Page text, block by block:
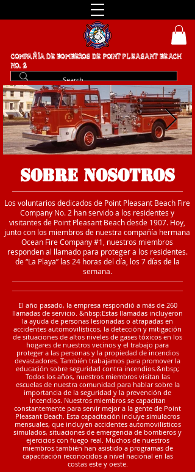
COMPAÑÍA DE BOMBEROS DE POINT PLEASANT BEACH
NO. 2
SOBRE NOSOTROS
Los voluntarios dedicados de Point Pleasant Beach Fire
Company No. 2 han servido a los residentes y
visitantes de Point Pleasant Beach desde 1907. Hoy,
junto con los miembros de nuestra compañía hermana
Ocean Fire Company #1, nuestros miembros
responden al llamado para proteger a los residentes.
de “La Playa” las 24 horas del día, los 7 días de la
semana.
El año pasado, la empresa respondió a más de 260
llamadas de servicio. &nbsp;Estas llamadas incluyeron
la ayuda de personas lesionadas o atrapadas en
accidentes automovilísticos, la detección y mitigación
de situaciones de altos niveles de gases tóxicos en los
hogares de nuestros vecinos y el trabajo para
proteger a las personas y la propiedad de incendios
devastadores. También trabajamos para promover la
educación sobre seguridad contra incendios.&nbsp;
Todos los años, nuestros miembros visitan las
escuelas de nuestra comunidad para hablar sobre la
importancia de la seguridad y la prevención de
incendios. Nuestros miembros se capacitan
constantemente para servir mejor a la gente de Point
Pleasant Beach. Esta capacitación incluye simulacros
mensuales, que incluyen accidentes automovilísticos
simulados, situaciones de emergencia de bomberos y
ejercicios con fuego real. Muchos de nuestros
miembros también han asistido a programas de
capacitación reconocidos a nivel nacional en las
costas este y oeste.